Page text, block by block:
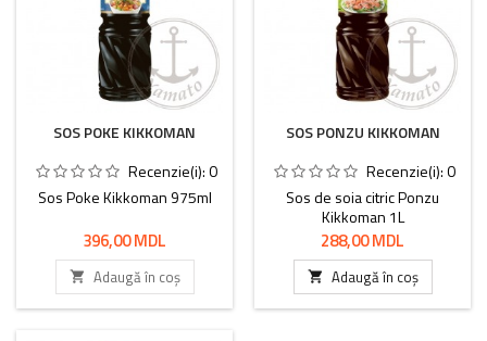
SOS POKE KIKKOMAN
Recenzie(i):0
Sos Poke Kikkoman 975ml
Preț
396,00 MDL
 Adaugă în coș
SOS PONZU KIKKOMAN
Recenzie(i):0
Sos de soia citric Ponzu
Kikkoman 1L
Preț
288,00 MDL
 Adaugă în coș